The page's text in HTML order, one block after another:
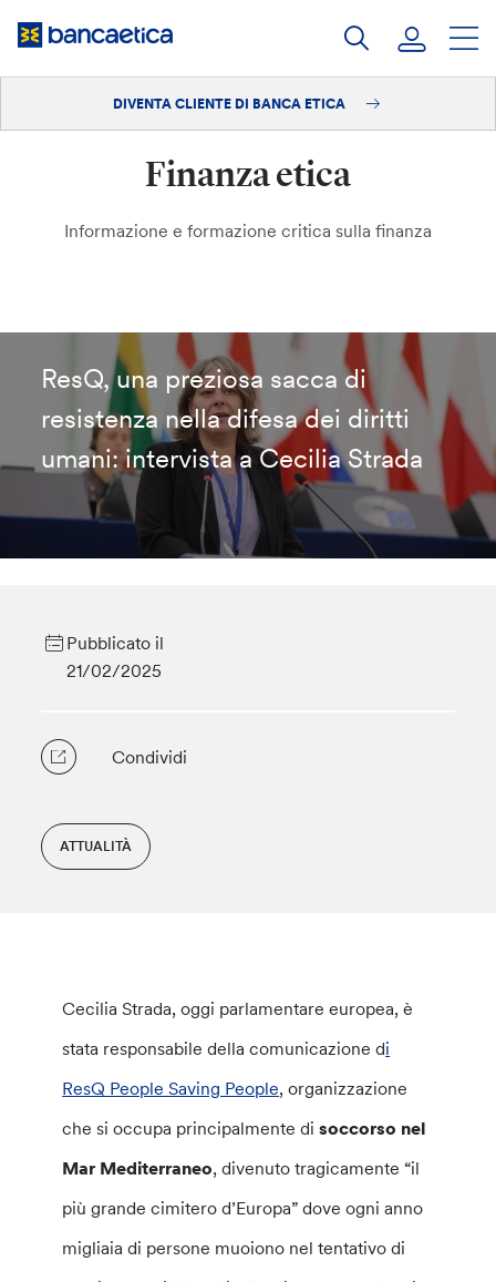
DIVENTA CLIENTE DI BANCA ETICA
Finanza etica
Informazione e formazione critica sulla finanza
ResQ, una preziosa sacca di
resistenza nella difesa dei diritti
umani: intervista a Cecilia Strada
Pubblicato il
21/02/2025
Condividi
ATTUALITÀ
Cecilia Strada, oggi parlamentare europea, è
stata responsabile della comunicazione di
ResQ People Saving People, organizzazione
che si occupa principalmente disoccorso nel
Mar Mediterraneo, divenuto tragicamente “il
più grande cimitero d’Europa” dove ogni anno
migliaia di persone muoiono nel tentativo di